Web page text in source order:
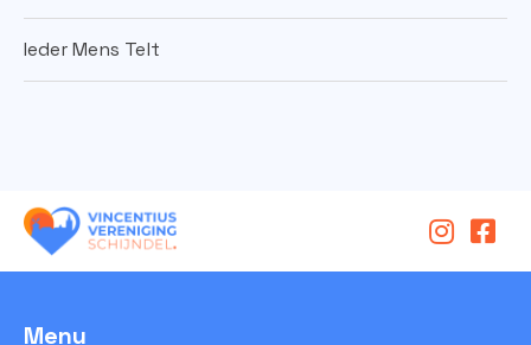
Ieder Mens Telt
Menu